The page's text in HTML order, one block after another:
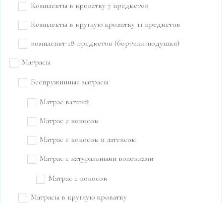
Комплекты в кроватку 7 предметов
Комплекты в круглую кроватку 11 предметов
комплепкт 18 предметов (бортики-подушки)
Матрасы
Беспружинные матрасы
Матрас ватный
Матрас с кокосом
Матрас с кокосом и латексом
Матрас с натуральными волокнами
Матрас с кокосом
Матрасы в круглую кроватку